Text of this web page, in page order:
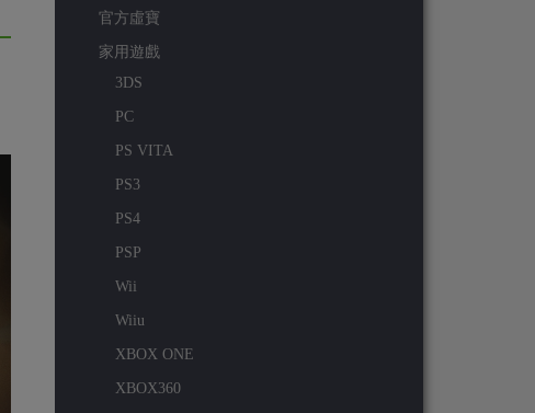
官方虛寶
家用遊戲
3DS
PC
PS VITA
PS3
PS4
PSP
Wii
Wiiu
XBOX ONE
XBOX360